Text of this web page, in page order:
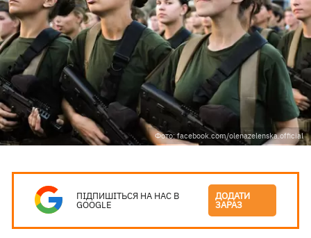
Фото: facebook.com/olenazelenska.official
ПІДПИШІТЬСЯ НА НАС В
GOOGLE
ДОДАТИ
ЗАРАЗ